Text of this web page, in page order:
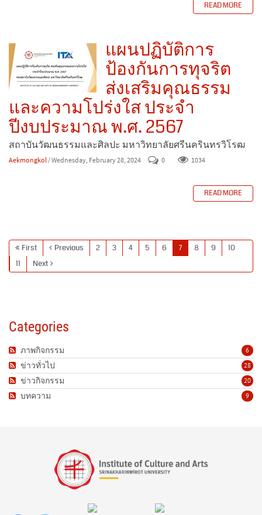
READ MORE
แผนปฏิบัติการ
ป้องกันการทุจริต
ส่งเสริมคุณธรรม
และความโปร่งใส ประจำ
ปีงบประมาณ พ.ศ. 2567
สถาบันวัฒนธรรมและศิลปะ มหาวิทยาลัยศรีนครินทรวิโรฒ
Aekmongkol/ Wednesday, February 28, 2024 0 1034
READ MORE
First Previous 2 3 4 5 6 7 8 9
10
11
Next
Categories
6
ภาพกิจกรรม
28
ข่าวทั่วไป
20
ข่าวกิจกรรม
9
บทความ